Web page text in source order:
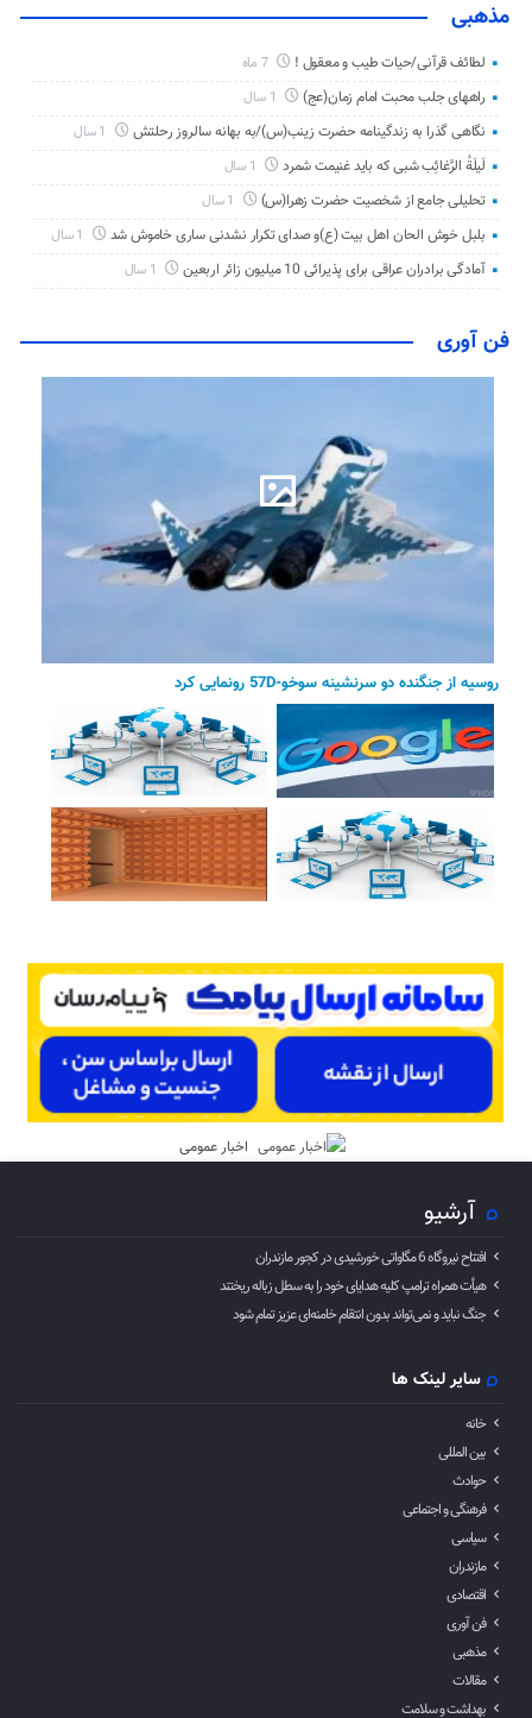
مذهبی
لطائف قرآنی/حیات طیب و معقول ! 7 ماه
راههای جلب محبت امام زمان(عج)
نگاهی گذرا به زندگینامه حضرت زینب(س)/به بهانه سالروز رحلتش
لَیلَةُ الرَّغائِب شبی که باید غنیمت شمرد
تحلیلی جامع از شخصیت حضرت زهرا(س)
بلبل خوش الحان اهل بیت (ع)و صدای تکرار نشدنی ساری خاموش شد
آمادگی برادران عراقی برای پذیرائی 10 میلیون زائر اربعین
فن آوری
روسیه از جنگنده دو سرنشینه سوخو-57D رونمایی کرد
اخبار عمومی
آرشیو
افتتاح نیروگاه 6 مگاواتی خورشیدی در کجور مازندران
هیأت همراه ترامپ کلیه هدایای خود را به سطل زباله ریختند
جنگ نباید و نمی‌تواند بدون انتقام خامنه‌ای عزیز تمام شود
سایر لینک ها
خانه
بین المللی
حوادث
فرهنگی و اجتماعی
سیاسی
مازندران
اقتصادی
فن آوری
مذهبی
مقالات
بهداشت و سلامت